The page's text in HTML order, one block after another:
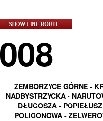
008
ZEMBORZYCE GÓRNE -
NADBYSTRZYCKA -
DŁUGOSZA -
POLIGONOWA -